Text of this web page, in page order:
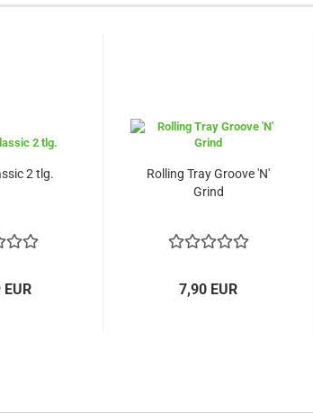
2 tlg.
Rolling Tray Groove 'N'
Grind
7,90 EUR